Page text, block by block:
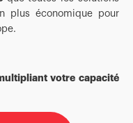
plus économique pour
votre capacité